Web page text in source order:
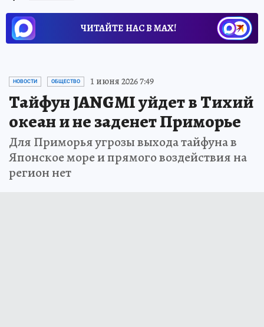
ЧИТАЙТЕ НАС В МАХ!
НОВОСТИ ОБЩЕСТВО 1 июня 2026 7:49
Тайфун JANGMI уйдет в Тихий
океан и не заденет Приморье
Для Приморья угрозы выхода тайфуна в
Японское море и прямого воздействия на
регион нет